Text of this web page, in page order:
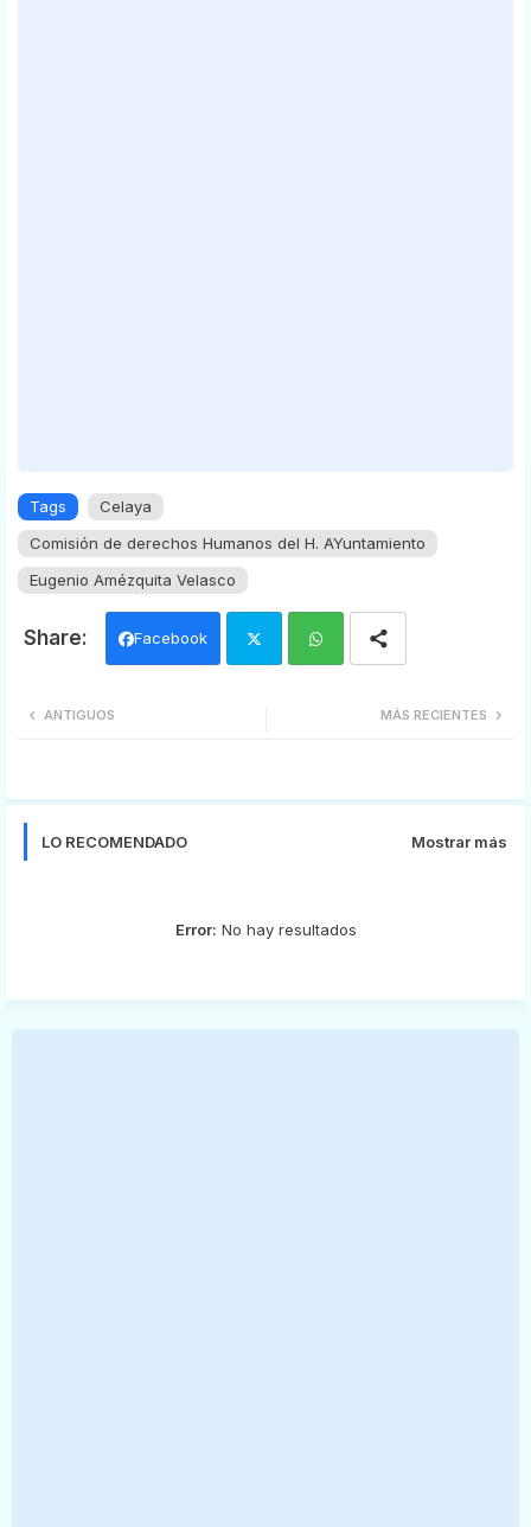
Tags
Celaya
Comisión de derechos Humanos del H. AYuntamiento
Eugenio Amézquita Velasco
Facebook
MÁS RECIENTES
ANTIGUOS
LO RECOMENDADO Mostrar más
Error: No hay resultados